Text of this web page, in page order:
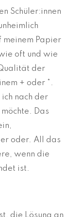
Schüler:innen
Papier
oft und wie
der
+ oder *.
nach der
Das
oder. All das
wenn die
ist.
die Lösung an